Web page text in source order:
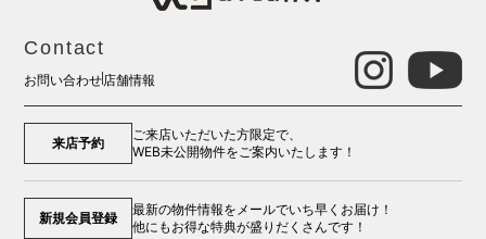
Contact
お問い合わせ店舗情報
来店予約
ご来店いただいた方限定で、
WEB未公開物件をご案内いたします！
新規会員登録
最新の物件情報をメールでいち早くお届け！
他にもお得な特典が盛りだくさんです！